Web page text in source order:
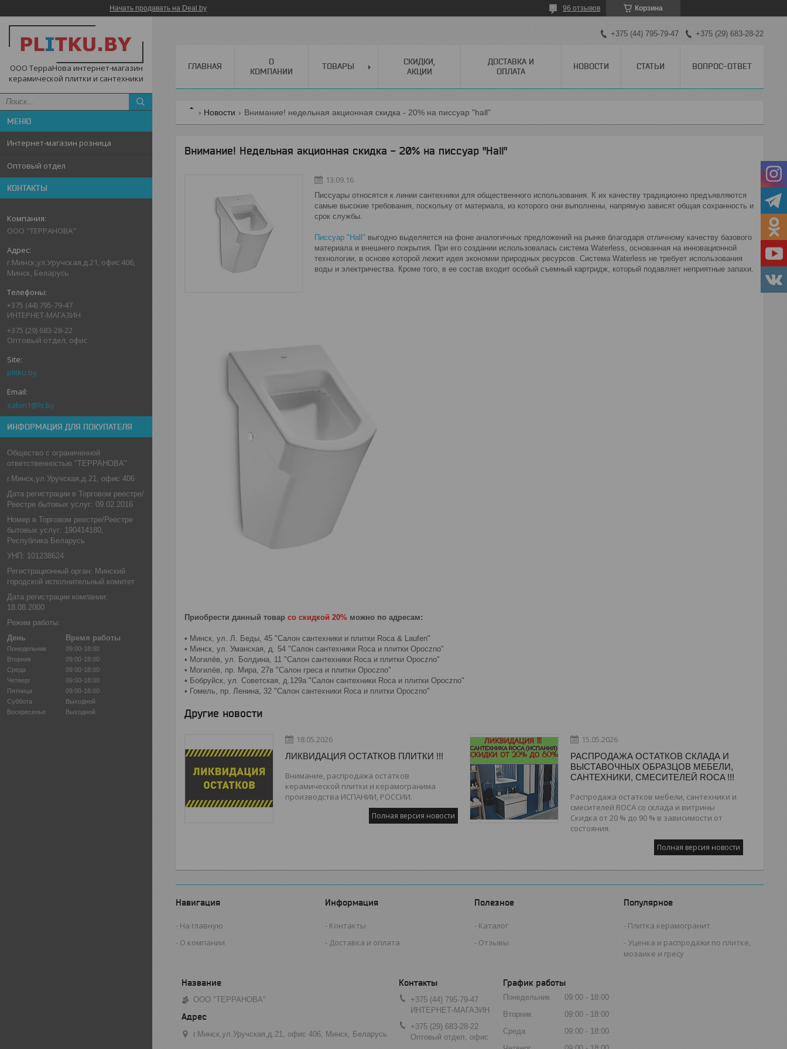
Начать продавать на Deal.by Корзина
96 отзывов
ООО ТерраНова интернет-магазин
керамической плитки и сантехники
Интернет-магазин розница
Оптовый отдел
КОНТАКТЫ
ООО "ТЕРРАНОВА"
г.Минск,ул.Уручская,д.21, офис 406,
Минск, Беларусь
+375 (44) 795-79-47
ИНТЕРНЕТ-МАГАЗИН
+375 (29) 683-28-22
Оптовый отдел, офис
plitku.by
salon1@ls.by
ИНФОРМАЦИЯ ДЛЯ ПОКУПАТЕЛЯ
Общество с ограниченной
ответственностью "ТЕРРАНОВА"
г.Минск,ул.Уручская,д.21, офис 406
Дата регистрации в Торговом реестре/
Реестре бытовых услуг: 09.02.2016
Номер в Торговом реестре/Реестре
бытовых услуг: 190414180,
Республика Беларусь
УНП: 101238624
Регистрационный орган: Минский
городской исполнительный комитет
Дата регистрации компании:
18.08.2000
Режим работы:
День
Время работы
Понедельник
09:00-18:00
Вторник
09:00-18:00
Среда
09:00-18:00
Четверг
09:00-18:00
Пятница
09:00-18:00
Суббота
Выходной
Воскресенье
Выходной
+375 (44) 795-79-47 +375 (29) 683-28-22
ГЛАВНАЯ
О
КОМПАНИИ
ТОВАРЫ
СКИДКИ,
АКЦИИ
ДОСТАВКА И
ОПЛАТА
НОВОСТИ СТАТЬИ ВОПРОС-ОТВЕТ
Новости Внимание! недельная акционная скидка - 20% на писсуар "hall"
Внимание! Недельная акционная скидка - 20% на писсуар "Hall"
13.09.16
Писсуары относятся к линии сантехники для общественного использования. К их качеству традиционно предъявляются
самые высокие требования, поскольку от материала, из которого они выполнены, напрямую зависят общая сохранность и
срок службы.
Писсуар "Hall" выгодно выделяется на фоне аналогичных предложений на рынке благодаря отличному качеству базового
материала и внешнего покрытия. При его создании использовалась система Waterless, основанная на инновационной
технологии, в основе которой лежит идея экономии природных ресурсов. Система Waterless не требует использования
воды и электричества. Кроме того, в ее состав входит особый съемный картридж, который подавляет неприятные запахи.
Приобрести данный товар со скидкой 20% можно по адресам:
• Минск, ул. Л. Беды, 45 "Салон сантехники и плитки Roca & Laufen"
• Минск, ул. Уманская, д. 54 "Салон сантехники Roca и плитки Opoczno"
• Могилёв, ул. Болдина, 11 "Салон сантехники Roca и плитки Opoczno"
• Могилёв, пр. Мира, 27в "Салон греса и плитки Opoczno"
• Бобруйск, ул. Советская, д.129а "Салон сантехники Roca и плитки Opoczno"
• Гомель, пр. Ленина, 32 "Салон сантехники Roca и плитки Opoczno"
Другие новости
18.05.2026
ЛИКВИДАЦИЯ ОСТАТКОВ ПЛИТКИ !!!
Внимание, распродажа остатков
керамической плитки и керамогранима
производства ИСПАНИИ, РОССИИ.
Полная версия новости
15.05.2026
РАСПРОДАЖА ОСТАТКОВ СКЛАДА И
ВЫСТАВОЧНЫХ ОБРАЗЦОВ МЕБЕЛИ,
САНТЕХНИКИ, СМЕСИТЕЛЕЙ ROCA !!!
Распродажа остатков мебели, сантехники и
смесителей ROCA со склада и витрины
Скидка от 20 % до 90 % в зависимости от
состояния.
Полная версия новости
Навигация
На главную
О компании
Информация
Контакты
Доставка и оплата
Полезное
Каталог
Отзывы
Популярное
Плитка керамогранит
Уценка и распродажи по плитке,
мозаике и гресу
ООО "ТЕРРАНОВА"
г.Минск,ул.Уручская,д.21, офис 406, Минск, Беларусь
+375 (44) 795-79-47
ИНТЕРНЕТ-МАГАЗИН
+375 (29) 683-28-22
Оптовый отдел, офис
График работы
Понедельник 09:00
18:00
Вторник
09:00
18:00
Среда
09:00
18:00